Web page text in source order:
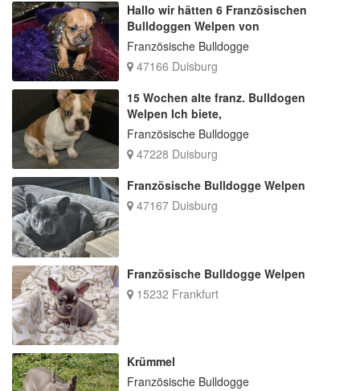
Hallo wir hätten 6 Französischen
Bulldoggen Welpen von
Französische Bulldogge
47166 Duisburg
15 Wochen alte franz. Bulldogen
Welpen Ich biete,
Französische Bulldogge
47228 Duisburg
Französische Bulldogge Welpen
47167 Duisburg
Französische Bulldogge Welpen
15232 Frankfurt
Krümmel
Französische Bulldogge